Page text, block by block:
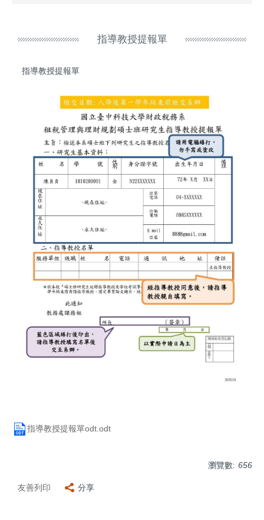
指導教授提報單
指導教授提報單
指導教授提報單odt.odt
瀏覽數: 656
友善列印 分享